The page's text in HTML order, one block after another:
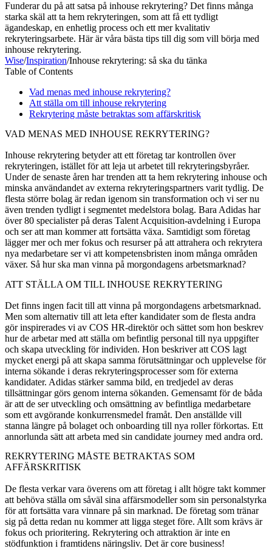
Funderar du på att satsa på inhouse rekrytering? Det finns många
starka skäl att ta hem rekryteringen, som att få ett tydligt
ägandeskap, en enhetlig process och ett mer kvalitativ
rekryteringsarbete. Här är våra bästa tips till dig som vill börja med
inhouse rekrytering.
Wise/Inspiration/Inhouse rekrytering: så ska du tänka
Table of Contents
Vad menas med inhouse rekrytering?
Att ställa om till inhouse rekrytering
Rekrytering måste betraktas som affärskritisk
VAD MENAS MED INHOUSE REKRYTERING?
Inhouse rekrytering betyder att ett företag tar kontrollen över
rekryteringen, istället för att leja ut arbetet till rekryteringsbyråer.
Under de senaste åren har trenden att ta hem rekrytering inhouse och
minska användandet av externa rekryteringspartners varit tydlig. De
flesta större bolag är redan igenom sin transformation och vi ser nu
även trenden tydligt i segmentet medelstora bolag. Bara Adidas har
över 80 specialister på deras Talent Acquisition-avdelning i Europa
och ser att man kommer att fortsätta växa. Samtidigt som företag
lägger mer och mer fokus och resurser på att attrahera och rekrytera
nya medarbetare ser vi att kompetensbristen inom många områden
växer. Så hur ska man vinna på morgondagens arbetsmarknad?
ATT STÄLLA OM TILL INHOUSE REKRYTERING
Det finns ingen facit till att vinna på morgondagens arbetsmarknad.
Men som alternativ till att leta efter kandidater som de flesta andra
gör inspirerades vi av COS HR-direktör och sättet som hon beskrev
hur de arbetar med att ställa om befintlig personal till nya uppgifter
och skapa utveckling för individen. Hon beskriver att COS lagt
mycket energi på att skapa samma förutsättningar och upplevelse för
interna sökande i deras rekryteringsprocesser som för externa
kandidater. Adidas stärker samma bild, en tredjedel av deras
tillsättningar görs genom interna sökanden. Gemensamt för de båda
är att de ser utveckling och omsättning av befintliga medarbetare
som ett avgörande konkurrensmedel framåt. Den anställde vill
stanna längre på bolaget och onboarding till nya roller förkortas. Ett
annorlunda sätt att arbeta med sin candidate journey med andra ord.
REKRYTERING MÅSTE BETRAKTAS SOM
AFFÄRSKRITISK
De flesta verkar vara överens om att företag i allt högre takt kommer
att behöva ställa om såväl sina affärsmodeller som sin personalstyrka
för att fortsätta vara vinnare på sin marknad. De företag som tränar
sig på detta redan nu kommer att ligga steget före. Allt som krävs är
fokus och prioritering. Rekrytering och attraktion är inte en
stödfunktion i framtidens näringsliv. Det är core business!